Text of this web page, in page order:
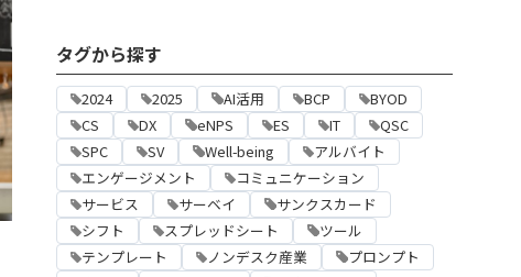
タグから探す
2024 2025 AI活用 BCP
BYOD
CS
DX eNPS ES IT
QSC
SPC
SV Well-being
アルバイト
エンゲージメント
コミュニケーション
サービス
サーベイ
サンクスカード
シフト
スプレッドシート
ツール
テンプレート
ノンデスク産業
プロンプト